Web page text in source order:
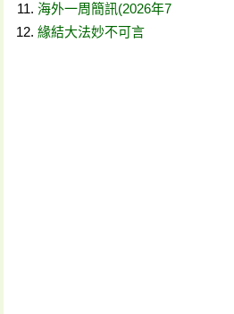
海外一周簡訊(2026年7
緣結大法妙不可言